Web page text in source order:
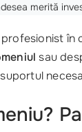
merită
în
sau